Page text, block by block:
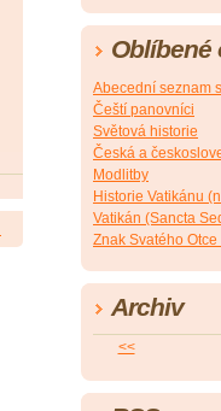
Oblíbené
Abecední seznam
Čeští panovníci
Světová historie
Česká a
Modlitby
Historie Vatikánu
Vatikán (Sancta
Znak Svatého Otce
Archiv
<<